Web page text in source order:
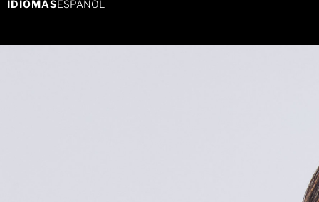
IDIOMASESPAÑOL